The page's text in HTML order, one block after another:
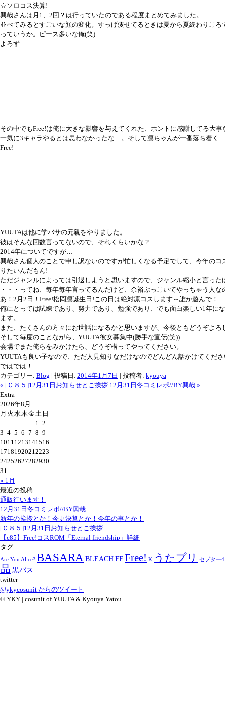
☆ソロコス決算!
興哉さんは月1、2回？は行っていたのである程度まとめてみました。
並べてみるとすごいな顔の変化。すっげ痩せてるときは夏から夏終わりこ
っていうか。ピース多いな俺(笑)
よろず
その中でもFree!は俺に大きな影響を与えてくれた、ホントに感謝してる
一気に3キャラやるとは思わなかったな…。そして凛ちゃんが一番落ち着く
Free!
YUUTAは他に学バサの元親をやりました。
彼はそんな回数言ってないので、それくらいかな？
2014年についてですが…
興哉さん個人のことで申し訳ないのですが忙しくなる予定でして、今年の
りたいんだもん!
ただジャンルによっては引退しようと思いますので、ジャンル縮小と言った
・・・ってね、毎年毎年言ってるんだけど、余裕ぶっこいてやっちゃう人
あ！2月2日！Free!松岡凛誕生日!この日は絶対凛コスします～誰か遊んで！
俺にとっては試練であり、努力であり、勉強であり、でも面白楽しい1年
ます。
また、たくさんの方々にお世話になるかと思いますが、今後ともどうぞよろ
そして毎度のことながら、YUUTA彼女募集中(勝手な宣伝(笑))
会場でまた俺らをみかけたら、どうぞ構ってやってください。
YUUTAも良い子なので、ただ人見知りなだけなのでどんどん話かけてくだ
ではでは！
カテゴリー: Blog | 投稿日: 2014年1月7日 | 投稿者: kyouya
« [Ｃ８５]12月31日お知らせとご挨拶 12月31日冬コミレポ//BY興哉 »
Extra
2026年8月
月 火 水木金土 日
1 2
3 4 5 6 7 8 9
10111213141516
17181920212223
24252627282930
31
« 1月
最近の投稿
通販行います！
12月31日冬コミレポ//BY興哉
新年の挨拶とか！今更決算とか！今年の事とか！
[Ｃ８５]12月31日お知らせとご挨拶
【c85】Free!コスROM「Eternal friendship」詳細
タグ
Are You Alice? BASARA BLEACH FF Free! K うたプリ セプター4
品 黒バス
twitter
@ykycosunit からのツイート
© YKY | cosunit of YUUTA & Kyouya Yatou